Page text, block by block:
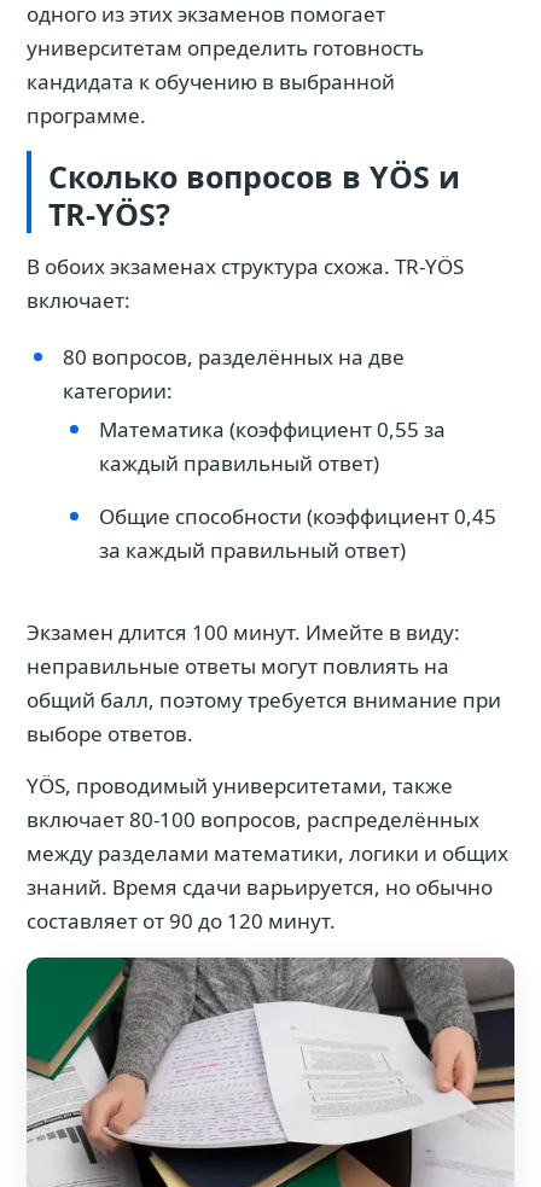
одного из этих экзаменов помогает
университетам определить готовность
кандидата к обучению в выбранной
программе.
Сколько вопросов в YÖS и
TR-YÖS?
В обоих экзаменах структура схожа. TR-YÖS
включает:
80 вопросов, разделённых на две
категории:
Математика (коэффициент 0,55 за
каждый правильный ответ)
Общие способности (коэффициент 0,45
за каждый правильный ответ)
Экзамен длится 100 минут. Имейте в виду:
неправильные ответы могут повлиять на
общий балл, поэтому требуется внимание при
выборе ответов.
YÖS, проводимый университетами, также
включает 80-100 вопросов, распределённых
между разделами математики, логики и общих
знаний. Время сдачи варьируется, но обычно
составляет от 90 до 120 минут.